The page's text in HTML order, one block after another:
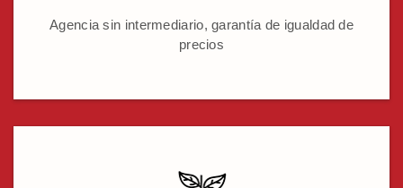
Agencia sin intermediario, garantía de igualdad de
precios